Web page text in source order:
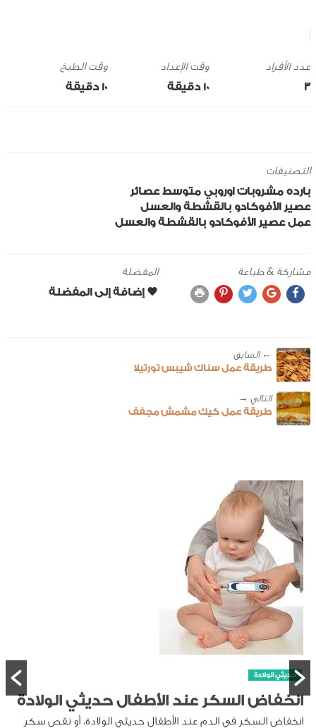
3
وقت الإعداد
10 ‎دقيقة
وقت الطبخ
10 ‎دقيقة
التصنيفات
بارده مشروبات اوروبي متوسط عصائر
عصير الأفوكادو بالقشطة والعسل
عمل عصير الأفوكادو بالقشطة والعسل
مشاركة & طباعة المفضلة
← ‎السابق
طريقة عمل سناك شيبس تورتيلا
طريقة عمل كيك مشمش مجفف
حديثي الولادة
انخفاض السكر عند الأطفال حديثي الولادة
انخفاض السكر في الدم عند الأطفال حديثي الولادة، أو نقص سكر